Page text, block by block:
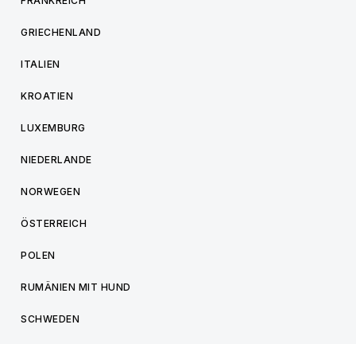
GRIECHENLAND
ITALIEN
KROATIEN
LUXEMBURG
NIEDERLANDE
NORWEGEN
ÖSTERREICH
POLEN
RUMÄNIEN MIT HUND
SCHWEDEN